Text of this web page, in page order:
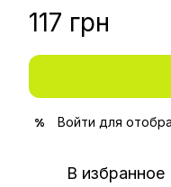
117 грн
% Войти для
В избранное